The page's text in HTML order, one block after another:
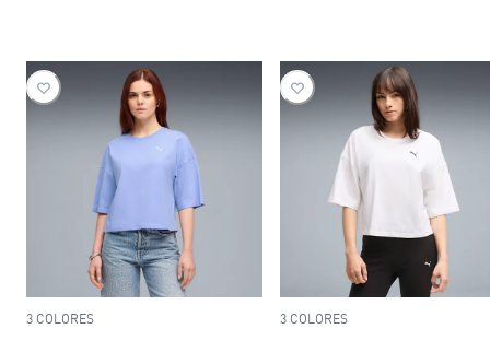
3 COLORES 3 COLORES